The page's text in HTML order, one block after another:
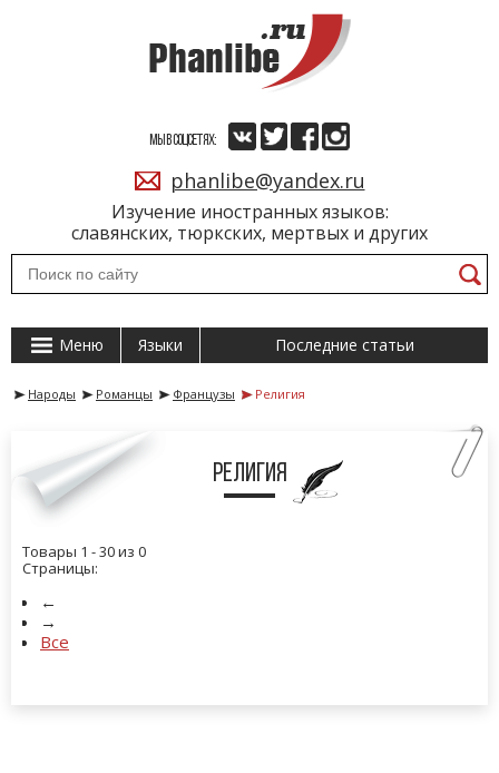
Изучение иностранных языков:
славянских, тюркских, мертвых и других
МЫ В СОЦСЕТЯХ:
phanlibe@yandex.ru
Меню Языки Последние статьи
Народы Романцы Французы Религия
Религия
Товары 1 - 30 из 0
Страницы:
←
→
Все